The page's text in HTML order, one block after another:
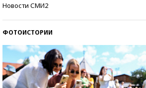
Новости СМИ2
ФОТОИСТОРИИ